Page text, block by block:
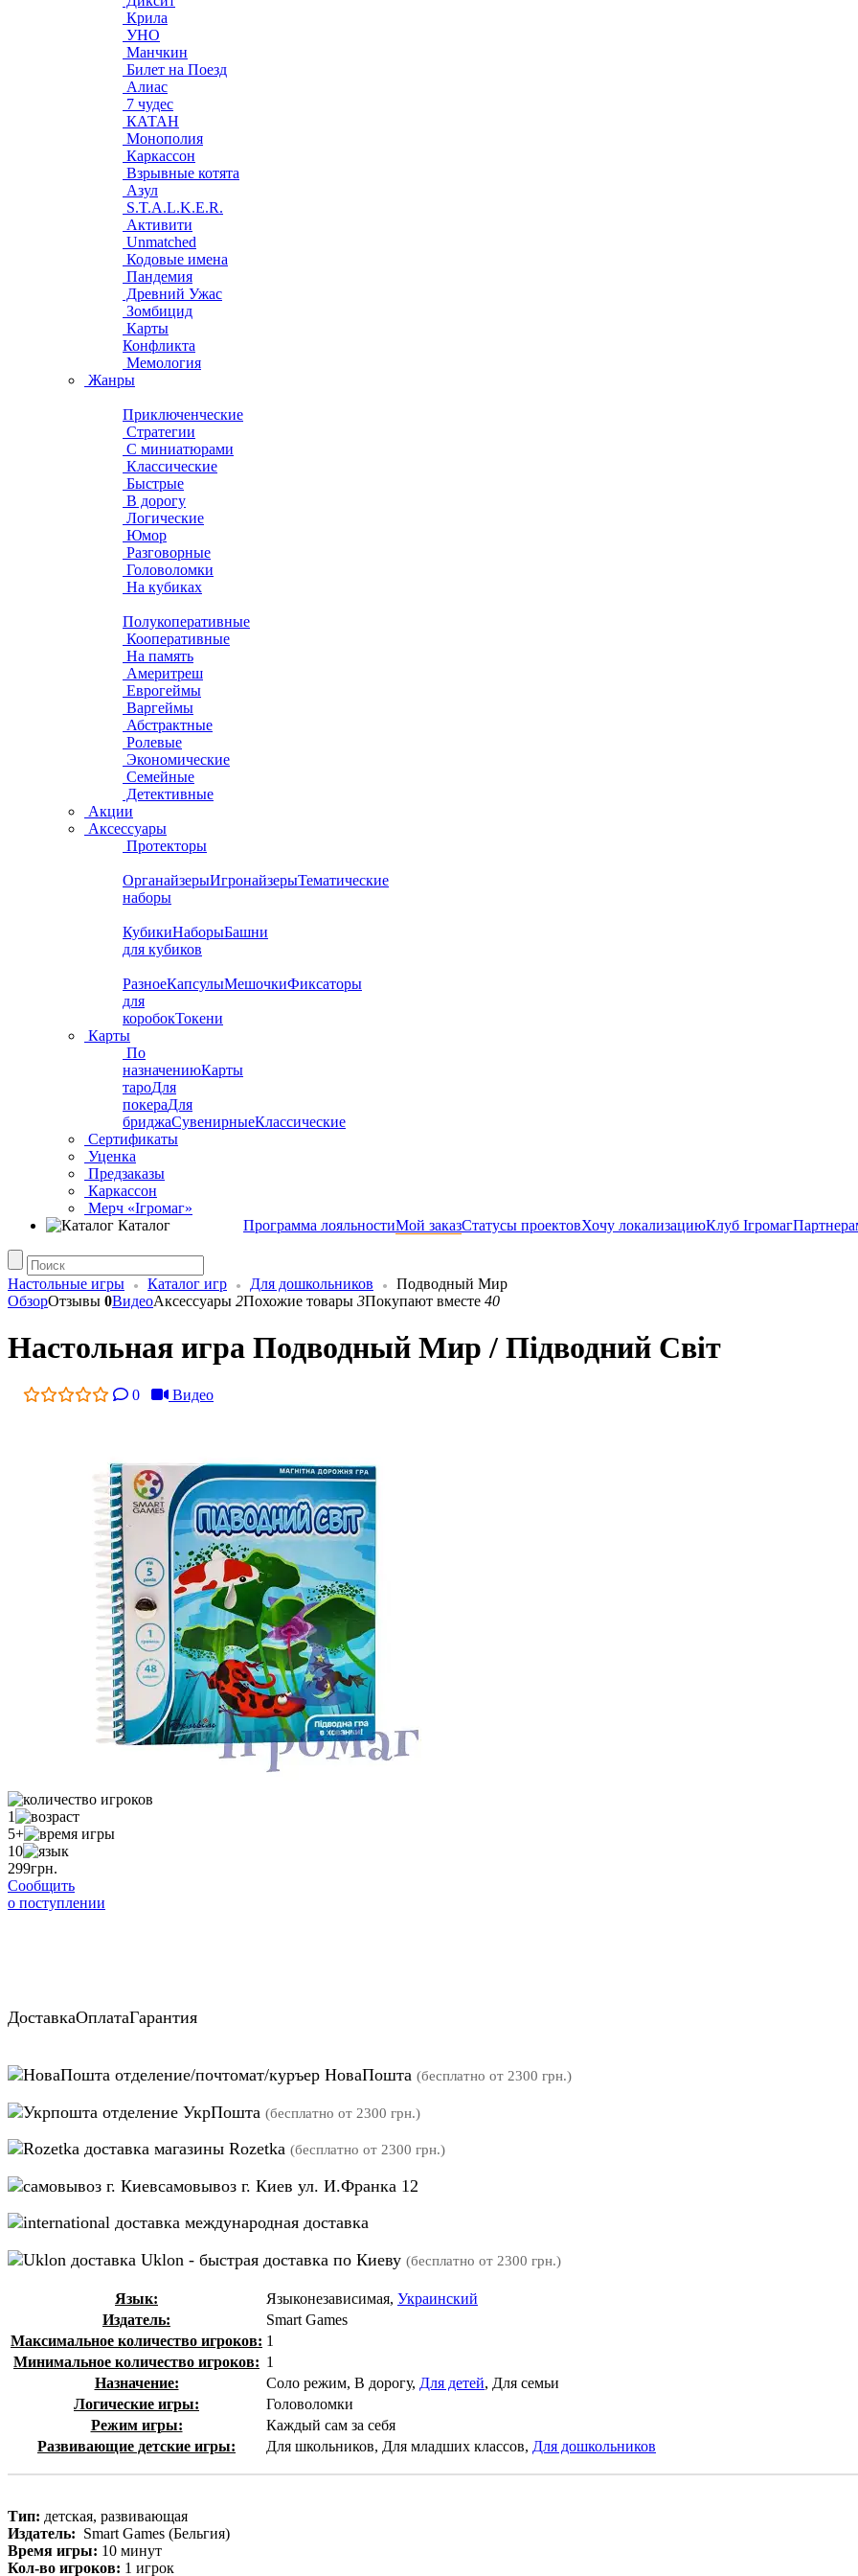
Крила
УНО
Манчкин
Билет на Поезд
Алиас
7 чудес
КАТАН
Монополия
Каркассон
Взрывные котята
Азул
S.T.A.L.K.E.R.
Активити
Unmatched
Кодовые имена
Пандемия
Древний Ужас
Зомбицид
Карты
Конфликта
Мемология
Жанры
Приключенческие
Стратегии
С миниатюрами
Классические
Быстрые
В дорогу
Логические
Юмор
Разговорные
Головоломки
На кубиках
Полукоперативные
Кооперативные
На память
Америтреш
Еврогеймы
Варгеймы
Абстрактные
Ролевые
Экономические
Семейные
Детективные
Акции
Аксессуары
Протекторы
ОрганайзерыИгронайзерыТематические
наборы
КубикиНаборыБашни
для кубиков
РазноеКапсулыМешочкиФиксаторы
для
коробокТокени
Карты
По
назначениюКарты
тароДля
покераДля
бриджаСувенирныеКлассические
Сертификаты
Уценка
Предзаказы
Каркассон
Мерч «Ігромаг»
Каталог
Программа лояльностиМой заказСтатусы проектовХочу локализациюКлуб Ігромаг
Настольные игры Каталог игр Для дошкольников
Подводный Мир
ОбзорОтзывы 0ВидеоАксессуары 2Похожие товары 3Покупают вместе 40
Настольная игра Подводный Мир / Підводний Світ
0 Видео
1
5+
10
299грн.
Сообщить
о поступлении
ДоставкаОплатаГарантия
отделение/почтомат/куръер НоваПошта (бесплатно от 2300 грн.)
отделение УкрПошта (бесплатно от 2300 грн.)
магазины Rozetka (бесплатно от 2300 грн.)
самовывоз г. Киев ул. И.Франка 12
международная доставка
Uklon - быстрая доставка по Киеву (бесплатно от 2300 грн.)
Язык: Языконезависимая, Украинский
Издатель:
Smart Games
Максимальное количество игроков: 1
Минимальное количество игроков: 1
Назначение:
Соло режим, В дорогу, Для детей, Для семьи
Логические игры:
Головоломки
Режим игры:
Каждый сам за себя
Развивающие детские игры:
Для школьников, Для младших классов, Для дошкольников
Тип: детская, развивающая
Издатель: Smart Games (Бельгия)
Время игры: 10 минут
Кол-во игроков: 1 игрок